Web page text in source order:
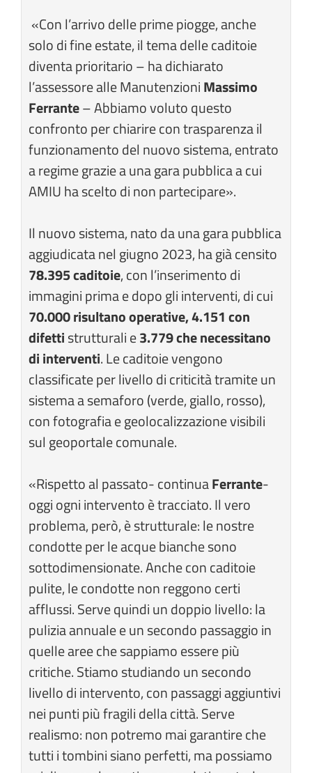
«Con l’arrivo delle prime piogge, anche
solo di fine estate, il tema delle caditoie
diventa prioritario – ha dichiarato
l’assessore alle ManutenzioniMassimo
Ferrante– Abbiamo voluto questo
confronto per chiarire con trasparenza il
funzionamento del nuovo sistema, entrato
a regime grazie a una gara pubblica a cui
AMIU ha scelto di non partecipare».
Il nuovo sistema, nato da una gara pubblica
aggiudicata nel giugno 2023, ha già censito
78.395 caditoie, con l’inserimento di
immagini prima e dopo gli interventi, di cui
70.000 risultano operative,4.151 con
difettistrutturali e3.779 che necessitano
di interventi. Le caditoie vengono
classificate per livello di criticità tramite un
sistema a semaforo (verde, giallo, rosso),
con fotografia e geolocalizzazione visibili
sul geoportale comunale.
«Rispetto al passato- continuaFerrante-
oggi ogni intervento è tracciato. Il vero
problema, però, è strutturale: le nostre
condotte per le acque bianche sono
sottodimensionate. Anche con caditoie
pulite, le condotte non reggono certi
afflussi. Serve quindi un doppio livello: la
pulizia annuale e un secondo passaggio in
quelle aree che sappiamo essere più
critiche. Stiamo studiando un secondo
livello di intervento, con passaggi aggiuntivi
nei punti più fragili della città. Serve
realismo: non potremo mai garantire che
tutti i tombini siano perfetti, ma possiamo